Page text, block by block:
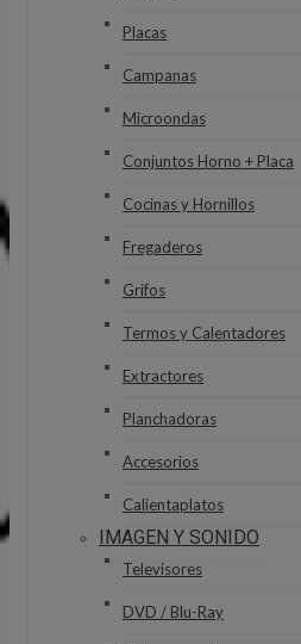
Placas
Campanas
Microondas
Conjuntos Horno + Placa
Cocinas y Hornillos
Fregaderos
Grifos
Termos y Calentadores
Extractores
Planchadoras
Accesorios
Calientaplatos
IMAGEN Y SONIDO
Televisores
DVD / Blu-Ray